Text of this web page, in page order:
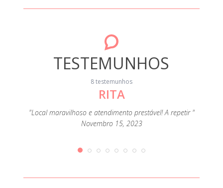
TESTEMUNHOS
8 testemunhos
RITA
"Local maravilhoso e atendimento prestável! A repetir "
Novembro 15, 2023